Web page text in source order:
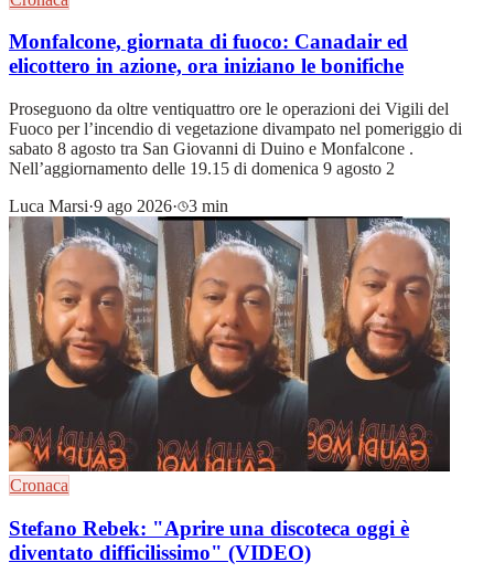
Monfalcone, giornata di fuoco: Canadair ed
elicottero in azione, ora iniziano le bonifiche
Proseguono da oltre ventiquattro ore le operazioni dei Vigili del
Fuoco per l’incendio di vegetazione divampato nel pomeriggio di
sabato 8 agosto tra San Giovanni di Duino e Monfalcone .
Nell’aggiornamento delle 19.15 di domenica 9 agosto 2
Luca Marsi·9 ago 2026· 3 min
Cronaca
Stefano Rebek: "Aprire una discoteca oggi è
diventato difficilissimo" (VIDEO)